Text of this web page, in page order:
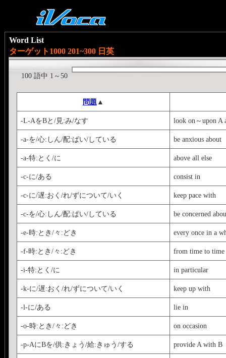
Word List
ターゲット1000 201~300 日英
100 語中 1～50
問題 ▲
-L-AをBと/見:み/なす look on～upon A
-a-を/心:しん/配:ぱい/している be anxious about
-a-特:とく/に above all else
-c-に/ある consist in
-c-に/遅:おく/れ/ずについて/いく keep pace with
-c-を/心:しん/配:ぱい/している be concerned
-e-時:とき/々:どき every once in a
-f-時:とき/々:どき from time to time
-i-特:とく/に in particular
-k-に/遅:おく/れ/ずについて/いく keep up with
-l-に/ある lie in
-o-時:とき/々:どき on occasion
-p-AにBを/供:きょう/給:きゅう/する provide A with B